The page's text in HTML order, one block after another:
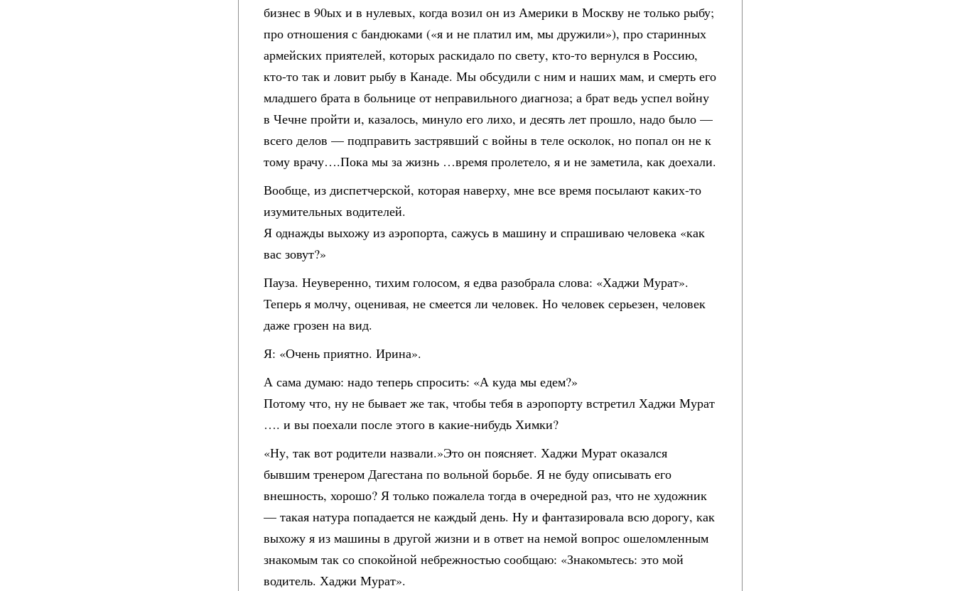
бизнес в 90ых и в нулевых, когда возил он из Америки в Москву не только рыбу;
про отношения с бандюками («я и не платил им, мы дружили»), про старинных
армейских приятелей, которых раскидало по свету, кто-то вернулся в Россию,
кто-то так и ловит рыбу в Канаде. Мы обсудили с ним и наших мам, и смерть его
младшего брата в больнице от неправильного диагноза; а брат ведь успел войну
в Чечне пройти и, казалось, минуло его лихо, и десять лет прошло, надо было —
всего делов — подправить застрявший с войны в теле осколок, но попал он не к
тому врачу….Пока мы за жизнь …время пролетело, я и не заметила, как доехали.
Вообще, из диспетчерской, которая наверху, мне все время посылают каких-то
изумительных водителей.
Я однажды выхожу из аэропорта, сажусь в машину и спрашиваю человека «как
вас зовут?»
Пауза. Неуверенно, тихим голосом, я едва разобрала слова: «Хаджи Мурат».
Теперь я молчу, оценивая, не смеется ли человек. Но человек серьезен, человек
даже грозен на вид.
Я: «Очень приятно. Ирина».
А сама думаю: надо теперь спросить: «А куда мы едем?»
Потому что, ну не бывает же так, чтобы тебя в аэропорту встретил Хаджи Мурат
…. и вы поехали после этого в какие-нибудь Химки?
«Ну, так вот родители назвали.»Это он поясняет. Хаджи Мурат оказался
бывшим тренером Дагестана по вольной борьбе. Я не буду описывать его
внешность, хорошо? Я только пожалела тогда в очередной раз, что не художник
— такая натура попадается не каждый день. Ну и фантазировала всю дорогу, как
выхожу я из машины в другой жизни и в ответ на немой вопрос ошеломленным
знакомым так со спокойной небрежностью сообщаю: «Знакомьтесь: это мой
водитель. Хаджи Мурат».